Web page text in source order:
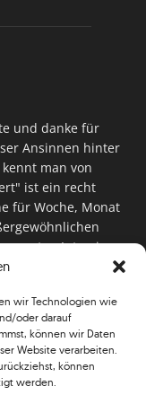
wir Technologien wie
oder darauf
können wir Daten
Website verarbeiten.
können
werden.
und danke für
Ansinnen hinter
man von
ist ein recht
für Woche, Monat
Interviews
& auf